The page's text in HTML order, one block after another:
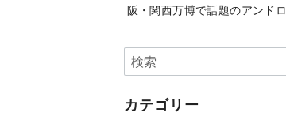
阪・関西万博で話題のアンド
カテゴリー